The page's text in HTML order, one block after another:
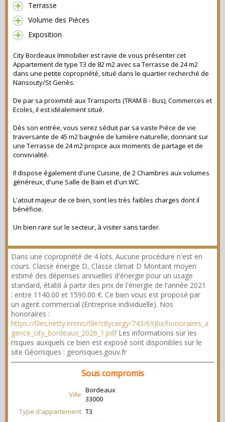
Terrasse
Volume des Pièces
Exposition
City Bordeaux Immobilier est ravie de vous présenter cet
Appartement de type T3 de 82 m2 avec sa Terrasse de 24 m2
dans une petite copropriété, situé dans le quartier recherché de
Nansouty/St Genès.
De par sa proximité aux Transports (TRAM B - Bus), Commerces et
Ecoles, il est idéalement situé.
Dès son entrée, vous serez séduit par sa vaste Pièce de vie
traversante de 45 m2 baignée de lumière naturelle, donnant sur
une Terrasse de 24 m2 propice aux moments de partage et de
convivialité.
Il dispose également d'une Cuisine, de 2 Chambres aux volumes
généreux, d'une Salle de Bain et d'un WC.
L'atout majeur de ce bien, sont les très faibles charges dont il
bénéficie.
Un bien rare sur le secteur, à visiter sans tarder.
Dans une copropriété de 4 lots. Aucune procédure n'est en
cours. Classe énergie D, Classe climat D Montant moyen
estimé des dépenses annuelles d'énergie pour un usage
standard, établi à partir des prix de l'énergie de l'année 2021
: entre 1140.00 et 1590.00 €. Ce bien vous est proposé par
un agent commercial (Entreprise individuelle). Nos
honoraires :
https://files.netty.immo/file/citycergy/743/69Jbx/honoraires_a
gence_city_bordeaux_2026_1.pdfLes informations sur les
risques auxquels ce bien est exposé sont disponibles sur le
site Géorisques : georisques.gouv.fr
Sous compromis
Ville Bordeaux
33000
Type d'appartement T3